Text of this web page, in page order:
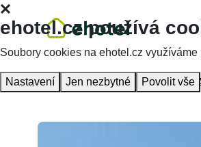
Homepage Accommodation
ehotel.cz používá
Soubory cookies na ehotel.cz
Nastavení Jen nezbytné Povolit vše